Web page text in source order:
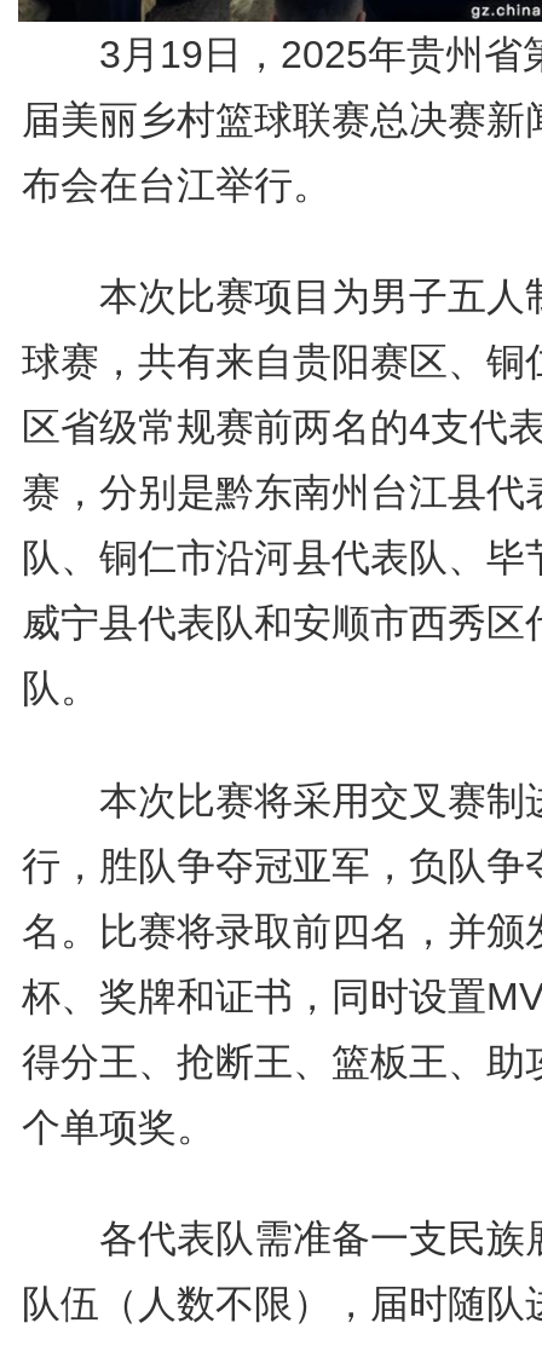
3月19日，2025年贵州省
届美丽乡村篮球联赛总决赛新
布会在台江举行。
本次比赛项目为男子五人
球赛，共有来自贵阳赛区、铜
区省级常规赛前两名的4支代
赛，分别是黔东南州台江县代
队、铜仁市沿河县代表队、毕
威宁县代表队和安顺市西秀区
队。
本次比赛将采用交叉赛制
行，胜队争夺冠亚军，负队争
名。比赛将录取前四名，并颁
杯、奖牌和证书，同时设置
得分王、抢断王、篮板王、助
个单项奖。
各代表队需准备一支民族
队伍（人数不限），届时随队